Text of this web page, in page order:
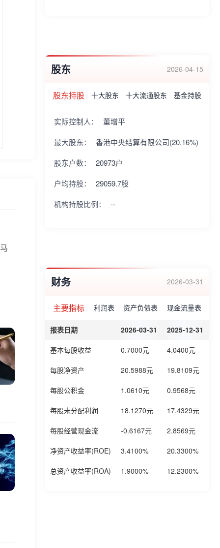
光储系统、汽车电子电器、超级电容/混合超
容单体及模组、高功率锂电池、移动/预制式
三体系认证证书(思源电气)、上海市守合同
重信用企业证书(思源电气)、上海市认定企
位等。
股东 2026-04-15
股东持股 十大股东 十大流通股东 基金持股
实际控制人：
董增平
最大股东：
香港中央结算有限公司(20.16%)
股东户数：
20973户
户均持股：
29059.7股
机构持股比例：
--
财务 2026-03-31
主要指标 利润表 资产负债表 现金流量表
报表日期 2026-03-31 2025-12-31
基本每股收益 0.7000元 4.0400元
每股净资产 20.5988元 19.8109元
每股公积金 1.0610元 0.9568元
每股未分配利润 18.1270元 17.4329元
每股经营现金流 -0.6167元 2.8569元
净资产收益率(ROE) 3.4100% 20.3300%
总资产收益率(ROA) 1.9000% 12.2300%